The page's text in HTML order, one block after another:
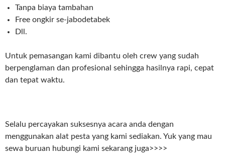
Tanpa biaya tambahan
Free ongkir se-jabodetabek
Dll.
Untuk pemasangan kami dibantu oleh crew yang sudah
berpenglaman dan profesional sehingga hasilnya rapi, cepat
dan tepat waktu.
Selalu percayakan suksesnya acara anda dengan
menggunakan alat pesta yang kami sediakan. Yuk yang mau
sewa buruan hubungi kami sekarang juga>>>>